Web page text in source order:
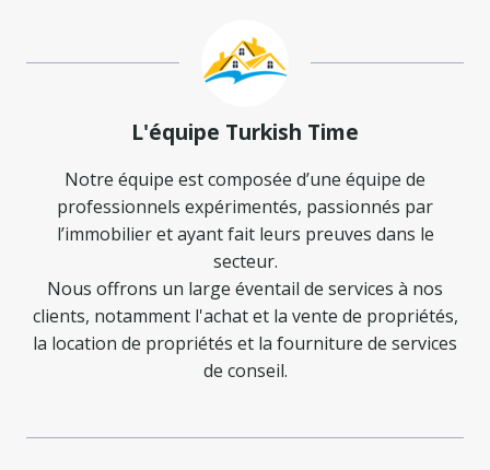
L'équipe Turkish Time
Notre équipe est composée d’une équipe de
professionnels expérimentés, passionnés par
l’immobilier et ayant fait leurs preuves dans le
secteur.
Nous offrons un large éventail de services à nos
clients, notamment l'achat et la vente de propriétés,
la location de propriétés et la fourniture de services
de conseil.